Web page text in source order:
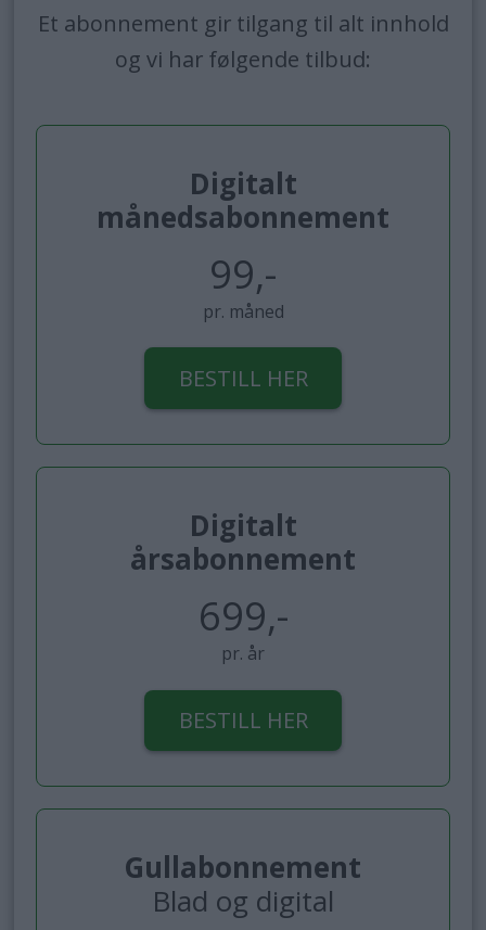
Et abonnement gir tilgang til alt innhold
og vi har følgende tilbud:
Digitalt
månedsabonnement
99,-
pr. måned
BESTILL HER
Digitalt
årsabonnement
699,-
pr. år
BESTILL HER
Gullabonnement
Blad og digital